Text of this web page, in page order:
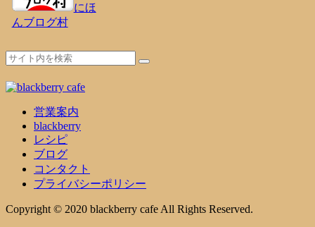
にほ
んブログ村
営業案内
blackberry
レシピ
ブログ
コンタクト
プライバシーポリシー
Copyright © 2020 blackberry cafe All Rights Reserved.